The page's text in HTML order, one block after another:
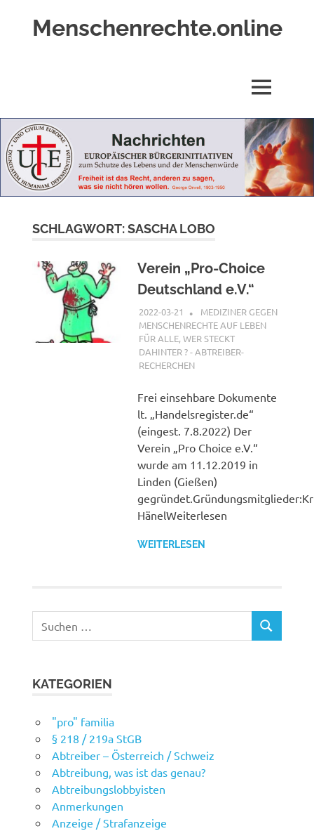
Menschenrechte.online
Geborene
wie
für
Ungeborene
MENÜ
SCHLAGWORT:SASCHA LOBO
Verein „Pro-Choice
Deutschland e.V.“
2022-03-21 G A
MEDIZINER GEGEN
MENSCHENRECHTE AUF LEBEN
FÜR ALLE,WER STECKT
DAHINTER ? - ABTREIBER-
RECHERCHEN
Frei einsehbare Dokumente
lt. „Handelsregister.de“
(eingest. 7.8.2022) Der
Verein „Pro Choice e.V.“
wurde am 11.12.2019 in
Linden (Gießen)
HänelWeiterlesen
WEITERLESEN
nach:
SUCHEN
KATEGORIEN
"pro" familia
§ 218 / 219a StGB
Abtreiber – Österreich / Schweiz
Abtreibung, was ist das genau?
Abtreibungslobbyisten
Anmerkungen
Anzeige / Strafanzeige